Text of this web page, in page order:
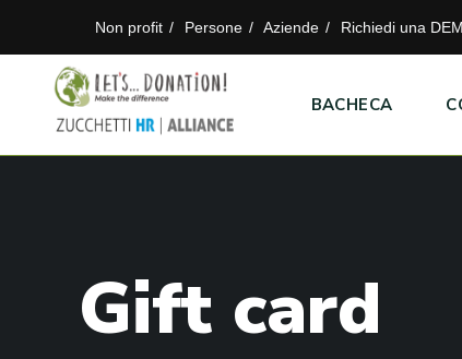
Non profit Persone Aziende Richiedi una
BACHECA
Gift card